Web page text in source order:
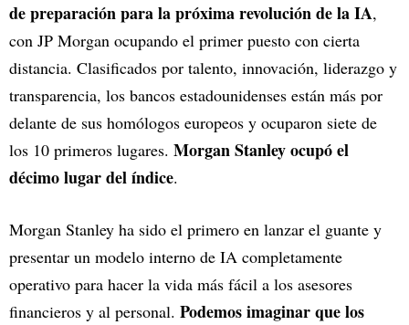
de preparación para la próxima revolución de la IA,
con JP Morgan ocupando el primer puesto con cierta
distancia. Clasificados por talento, innovación, liderazgo y
transparencia, los bancos estadounidenses están más por
delante de sus homólogos europeos y ocuparon siete de
los 10 primeros lugares. Morgan Stanley ocupó el
décimo lugar del índice.
Morgan Stanley ha sido el primero en lanzar el guante y
presentar un modelo interno de IA completamente
operativo para hacer la vida más fácil a los asesores
financieros y al personal. Podemos imaginar que los